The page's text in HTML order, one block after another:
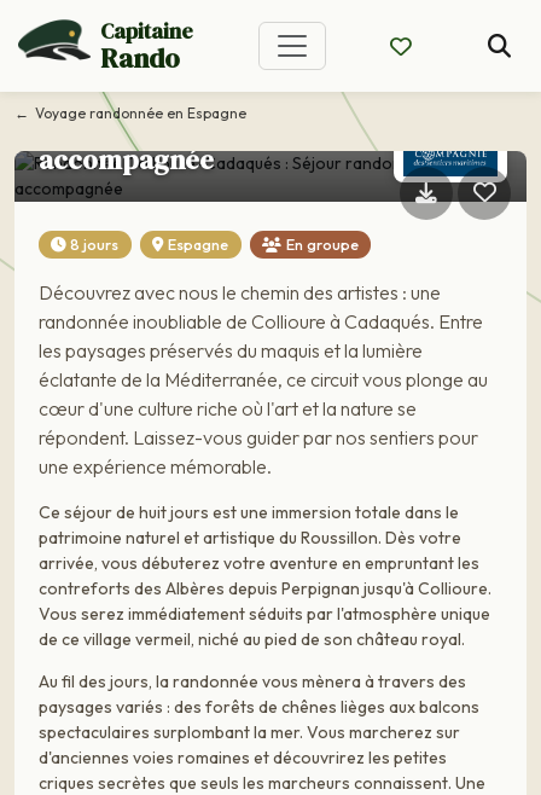
Capitaine
Rando
Voyage randonnée en Espagne
Voyage Espagne
Randonnée Collioure-
Cadaqués : Séjour
randonnée
accompagnée
8 jours Espagne En groupe
Découvrez avec nous le chemin des artistes : une
randonnée inoubliable de Collioure à Cadaqués. Entre
les paysages préservés du maquis et la lumière
éclatante de la Méditerranée, ce circuit vous plonge au
cœur d'une culture riche où l'art et la nature se
répondent. Laissez-vous guider par nos sentiers pour
une expérience mémorable.
Ce séjour de huit jours est une immersion totale dans le
patrimoine naturel et artistique du Roussillon. Dès votre
arrivée, vous débuterez votre aventure en empruntant les
contreforts des Albères depuis Perpignan jusqu'à Collioure.
Vous serez immédiatement séduits par l'atmosphère unique
de ce village vermeil, niché au pied de son château royal.
Au fil des jours, la randonnée vous mènera à travers des
paysages variés : des forêts de chênes lièges aux balcons
spectaculaires surplombant la mer. Vous marcherez sur
d'anciennes voies romaines et découvrirez les petites
criques secrètes que seuls les marcheurs connaissent. Une